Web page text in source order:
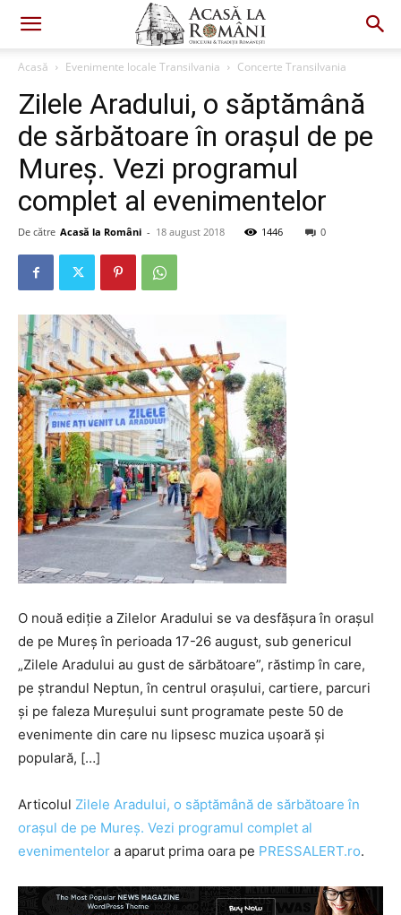
Acasă Evenimente locale Transilvania Concerte Transilvania
Zilele Aradului, o săptămână
de sărbătoare în orașul de pe
Mureș. Vezi programul
complet al evenimentelor
De către Acasă la Români - 18 august 2018 1446 0
O nouă ediţie a Zilelor Aradului se va desfăşura în oraşul
de pe Mureş în perioada 17-26 august, sub genericul
„Zilele Aradului au gust de sărbătoare”, răstimp în care,
pe ştrandul Neptun, în centrul oraşului, cartiere, parcuri
şi pe faleza Mureşului sunt programate peste 50 de
evenimente din care nu lipsesc muzica uşoară şi
populară, […]
Articolul Zilele Aradului, o săptămână de sărbătoare în
orașul de pe Mureș. Vezi programul complet al
evenimentelor a aparut prima oara pe PRESSALERT.ro.